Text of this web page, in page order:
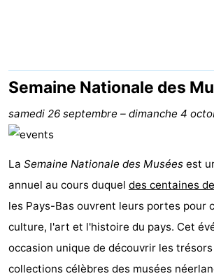
Duinoord
-
Ginsterveld
-
Julianahoeve
Resort
Haamstede
-
Résidence
't
Schouwen
-
Semaine Nationale des
samedi 26 septembre – dimanche 4
La Semaine Nationale des Musées est
annuel au cours duquel des centaines
les Pays-Bas ouvrent leurs portes pour
culture, l'art et l'histoire du pays. Cet
occasion unique de découvrir les
collections célèbres des musées